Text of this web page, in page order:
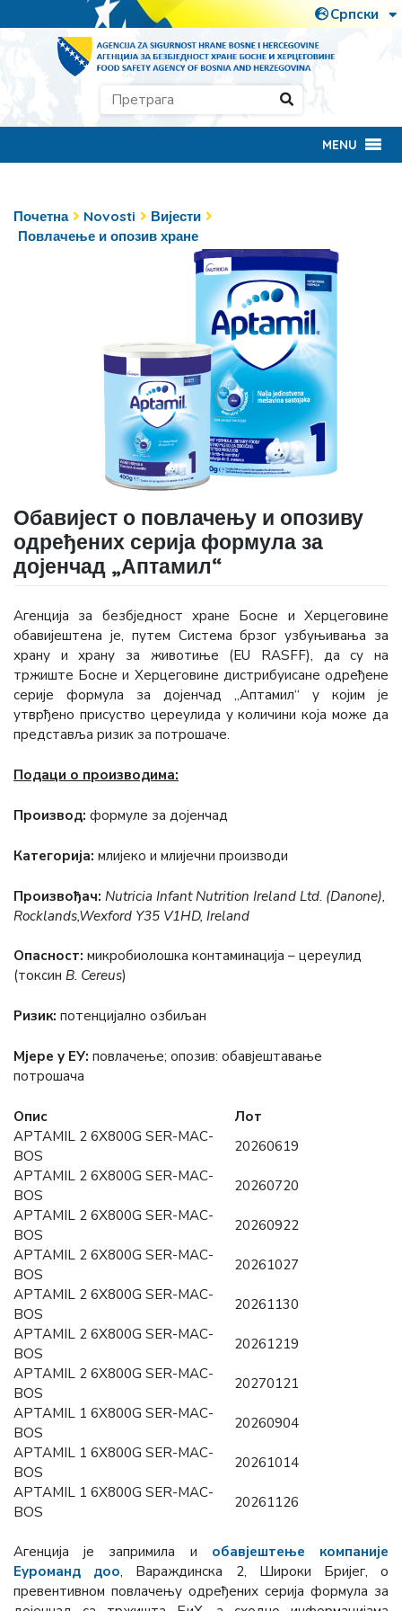
MENU
Почетна Novosti
Вијести
Повлачење и опозив хране
Обавијест о повлачењу и опозиву
одређених серија формула за
дојенчад „Аптамил“
Агенција за безбједност хране Босне и Херцеговине
обавијештена је, путем Система брзог узбуњивања за
храну и храну за животиње (ЕU RASFF), да су на
тржиште Босне и Херцеговине дистрибуисане одређене
серије формула за дојенчад „Аптамил“ у којим је
утврђено присуство цереулида у количини која може да
представља ризик за потрошаче.
Подаци о производима:
Производ: формуле за дојенчад
Категорија: млијеко и млијечни производи
Произвођач: Nutricia Infant Nutrition Ireland Ltd. (Danone),
Rocklands,Wexford Y35 V1HD, Ireland
Опасност: микробиолошка контаминација – цереулид
(токсин B. Cereus)
Ризик: потенцијално озбиљан
Мјере у ЕУ: повлачење; опозив: обавјештавање
потрошача
Опис
Лот
APTAMIL 2 6X800G SER-MAC-
BOS
20260619
APTAMIL 2 6X800G SER-MAC-
BOS
20260720
APTAMIL 2 6X800G SER-MAC-
BOS
20260922
APTAMIL 2 6X800G SER-MAC-
BOS
20261027
APTAMIL 2 6X800G SER-MAC-
BOS
20261130
APTAMIL 2 6X800G SER-MAC-
BOS
20261219
APTAMIL 2 6X800G SER-MAC-
BOS
20270121
APTAMIL 1 6X800G SER-MAC-
BOS
20260904
APTAMIL 1 6X800G SER-MAC-
BOS
20261014
APTAMIL 1 6X800G SER-MAC-
BOS
20261126
Агенција је запримила и обавјештење компаније
Еуроманд доо, Вараждинска 2, Широки Бријег, о
превентивном повлачењу одређених серија формула за